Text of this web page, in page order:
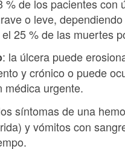
% de los pacientes con
o leve,
25 % de las muertes
: la úlcera puede
y crónico o puede
médica urgente.
síntomas de una
y vómitos con